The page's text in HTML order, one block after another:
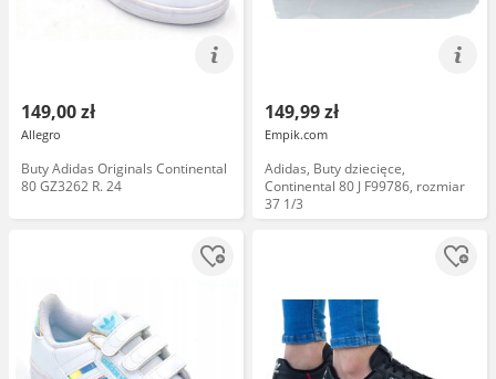
149,00 zł
Allegro
Buty Adidas Originals Continental
80 GZ3262 R. 24
149,99 zł
Empik.com
Adidas, Buty dziecięce,
Continental 80 J F99786, rozmiar
37 1/3